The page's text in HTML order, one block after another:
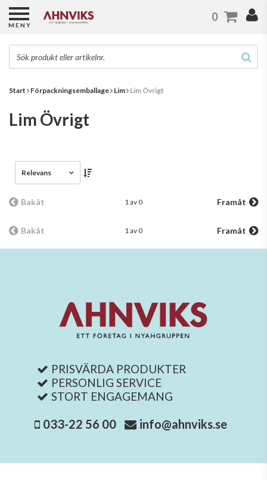
Start Förpackningsemballage Lim Lim Övrigt
Lim Övrigt
Relevans
Bakåt 1 av 0 Framåt
Bakåt 1 av 0 Framåt
PRISVÄRDA PRODUKTER
PERSONLIG SERVICE
STORT ENGAGEMANG
033-22 56 00 info@ahnviks.se
MENY
0